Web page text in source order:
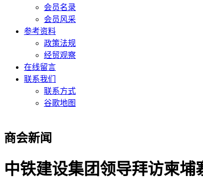
会员名录
会员风采
参考资料
政策法规
经贸观察
在线留言
联系我们
联系方式
谷歌地图
商会新闻
中铁建设集团领导拜访柬埔